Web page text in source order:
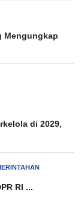
Mengungkap
di 2029,
RI ...